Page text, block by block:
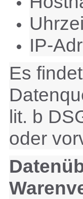
IP-
Es
lit. b
oder